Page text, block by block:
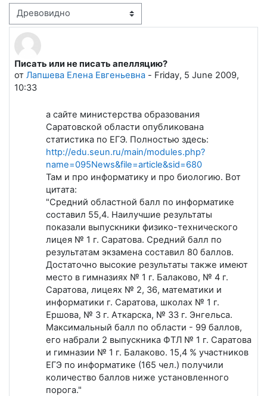
Режим отображения
Писать или не писать апелляцию?
от Лапшева Елена Евгеньевна - Friday, 5 June 2009,
10:33
Количество ответов: 0
а сайте министерства образования
Саратовской области опубликована
статистика по ЕГЭ. Полностью здесь:
http://edu.seun.ru/main/modules.php?
name=095News&file=article&sid=680
Там и про информатику и про биологию. Вот
цитата:
"Средний областной балл по информатике
составил 55,4. Наилучшие результаты
показали выпускники физико-технического
лицея № 1 г. Саратова. Средний балл по
результатам экзамена составил 80 баллов.
Достаточно высокие результаты также имеют
место в гимназиях № 1 г. Балаково, № 4 г.
Саратова, лицеях № 2, 36, математики и
информатики г. Саратова, школах № 1 г.
Ершова, № 3 г. Аткарска, № 33 г. Энгельса.
Максимальный балл по области - 99 баллов,
его набрали 2 выпускника ФТЛ № 1 г. Саратова
и гимназии № 1 г. Балаково. 15,4 % участников
ЕГЭ по информатике (165 чел.) получили
количество баллов ниже установленного
порога."